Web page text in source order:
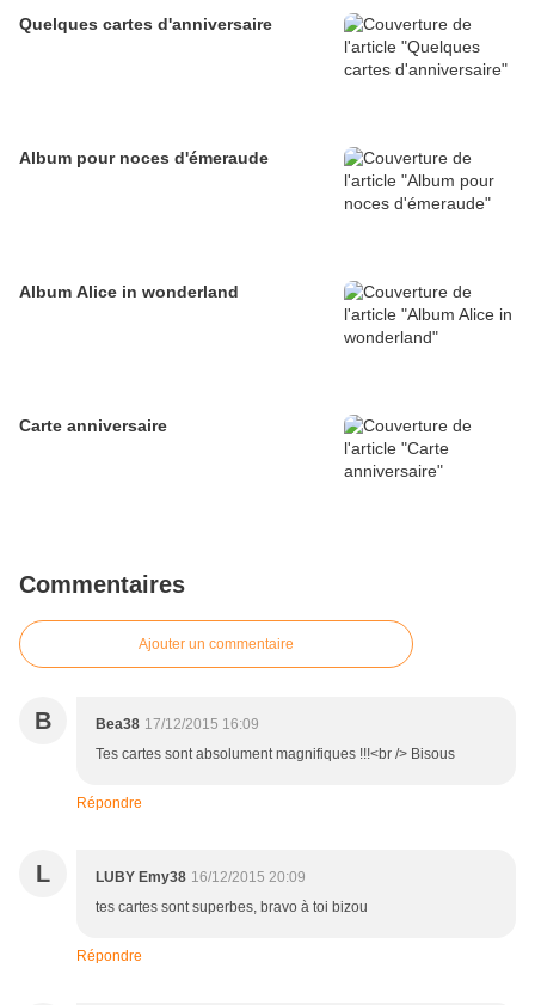
Quelques cartes d'anniversaire
Album pour noces d'émeraude
Album Alice in wonderland
Carte anniversaire
Commentaires
Ajouter un commentaire
B Bea38 17/12/2015 16:09
Tes cartes sont absolument magnifiques !!!<br /> Bisous
Répondre
L LUBY Emy38 16/12/2015 20:09
tes cartes sont superbes, bravo à toi bizou
Répondre